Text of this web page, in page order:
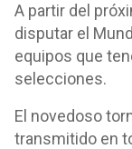
A partir del
disputar el
equipos que
selecciones.
El novedoso
transmitido en